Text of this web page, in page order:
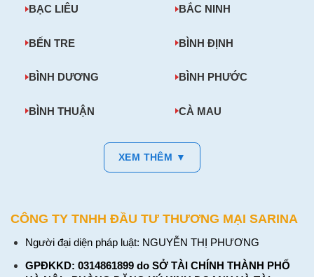
BẠC LIÊU BẮC NINH
BẾN TRE BÌNH ĐỊNH
BÌNH DƯƠNG BÌNH PHƯỚC
BÌNH THUẬN CÀ MAU
XEM THÊM ▼
CÔNG TY TNHH ĐẦU TƯ THƯƠNG MẠI SARINA
Người đại diện pháp luật: NGUYỄN THỊ PHƯƠNG
GPĐKKD: 0314861899 do SỞ TÀI CHÍNH THÀNH PHỐ